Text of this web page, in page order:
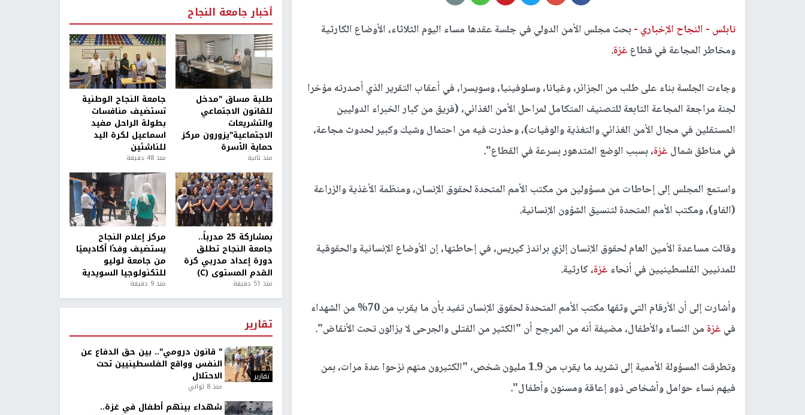
نابلس - النجاح الإخباري -بحث مجلس الأمن الدولي في جلسة عقدها مساء اليوم الثلاثاء، الأوضاع الكارثية
ومخاطر المجاعة في قطاع غزة.
وجاءت الجلسة بناء على طلب من الجزائر، وغيانا، وسلوفينيا، وسويسرا، في أعقاب التقرير الذي أصدرته مؤخرا
لجنة مراجعة المجاعة التابعة للتصنيف المتكامل لمراحل الأمن الغذائي، (فريق من كبار الخبراء الدوليين
المستقلين في مجال الأمن الغذائي والتغذية والوفيات)، وحذرت فيه من احتمال وشيك وكبير لحدوث مجاعة،
في مناطق شمال غزة، بسبب الوضع المتدهور بسرعة في القطاع".
واستمع المجلس إلى إحاطات من مسؤولين من مكتب الأمم المتحدة لحقوق الإنسان، ومنظمة الأغذية والزراعة
(الفاو)، ومكتب الأمم المتحدة لتنسيق الشؤون الإنسانية.
وقالت مساعدة الأمين العام لحقوق الإنسان إلزي براندز كيريس، في إحاطتها، إن الأوضاع الإنسانية والحقوقية
للمدنيين الفلسطينيين في أنحاء غزة، كارثية.
وأشارت إلى أن الأرقام التي وثقها مكتب الأمم المتحدة لحقوق الإنسان تفيد بأن ما يقرب من 70% من الشهداء
في غزة من النساء والأطفال، مضيفة أنه من المرجح أن "الكثير من القتلى والجرحى لا يزالون تحت الأنقاض".
وتطرقت المسؤولة الأممية إلى تشريد ما يقرب من 1.9 مليون شخص، "الكثيرون منهم نزحوا عدة مرات، بمن
فيهم نساء حوامل وأشخاص ذوو إعاقة ومسنون وأطفال".
أخبار جامعة النجاح
طلبة مساق "مدخل
للقانون الاجتماعي
والتشريعات
الاجتماعية"يزورون مركز
حماية الأسرة
منذ ثانية
جامعة النجاح الوطنية
تستضيف منافسات
بطولة الراحل مفيد
اسماعيل لكرة اليد
للناشئين
منذ 48 دقيقة
بمشاركة 25 مدرباً..
جامعة النجاح تطلق
دورة إعداد مدربي كرة
القدم المستوى (C)
منذ 51 دقيقة
مركز إعلام النجاح
يستضيف وفدًا أكاديميًا
من جامعة لوليو
للتكنولوجيا السويدية
منذ 9 دقيقة
تقارير
تقارير
" قانون درومي".. بين حق الدفاع عن
النفس وواقع الفلسطينيين تحت
الاحتلال
منذ 8 ثواني
شهداء بينهم أطفال في غزة..